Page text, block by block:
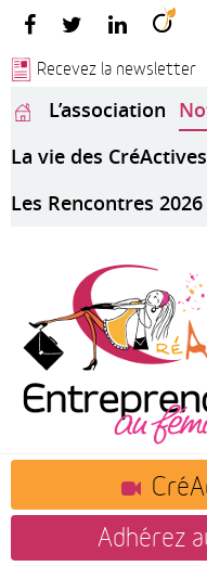
Recevez la newsletter
L’association
La vie des CréActives
Les Rencontres 2026
Adhérez